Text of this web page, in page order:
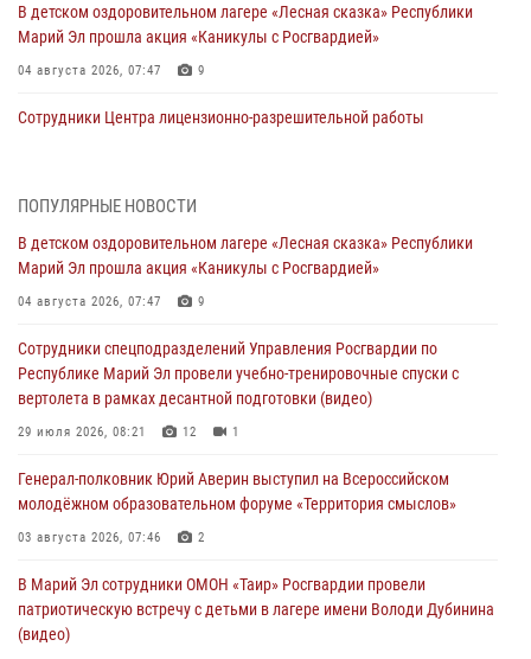
В детском оздоровительном лагере «Лесная сказка» Республики
Марий Эл прошла акция «Каникулы с Росгвардией»
04 августа 2026, 07:47 9
Сотрудники Центра лицензионно-разрешительной работы
04 августа 2026, 06:46
В Йошкар-Оле для сотрудников Росгвардии провели занятие по
антикоррупционной тематике
04 августа 2026, 06:06 2
Генерал-полковник Юрий Аверин выступил на Всероссийском
молодёжном образовательном форуме «Территория смыслов»
03 августа 2026, 07:46
празднования Дня ВДВ и проведения матчевого турнира на Кубок
Раимкуля Малахбекова
03 августа 2026, 06:52 7
Центральная войсковая комендатура Росгвардии отмечает день
образования 2 августа
02 августа 2026, 11:44
ПОПУЛЯРНЫЕ НОВОСТИ
В детском оздоровительном лагере «Лесная сказка» Республики
Марий Эл прошла акция «Каникулы с Росгвардией»
04 августа 2026, 07:47 9
Сотрудники спецподразделений Управления Росгвардии по
Республике Марий Эл провели учебно-тренировочные спуски с
вертолета в рамках десантной подготовки (видео)
29 июля 2026, 08:21 12 1
Генерал-полковник Юрий Аверин выступил на Всероссийском
молодёжном образовательном форуме «Территория смыслов»
03 августа 2026, 07:46 2
В Марий Эл сотрудники ОМОН «Таир» Росгвардии провели
патриотическую встречу с детьми в лагере имени Володи Дубинина
(видео)